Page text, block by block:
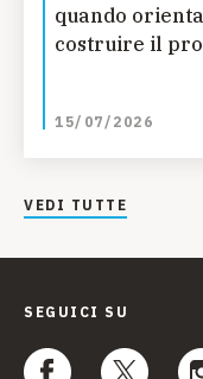
quando
costruire il
15/07/2026
VEDI TUTTE
SEGUICI SU